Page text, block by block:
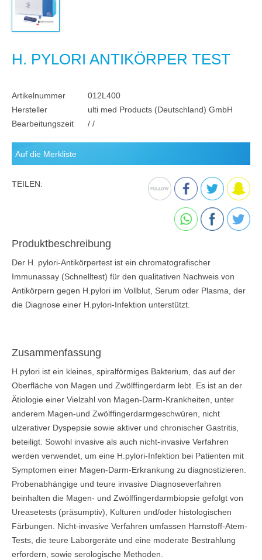
H. PYLORI ANTIKÖRPER TEST
Artikelnummer
012L400
Hersteller
ulti med Products (Deutschland) GmbH
Bearbeitungszeit
/ /
TEILEN:
Produktbeschreibung
Der H. pylori-Antikörpertest ist ein chromatografischer
Immunassay (Schnelltest) für den qualitativen Nachweis von
Antikörpern gegen H.pylori im Vollblut, Serum oder Plasma, der
die Diagnose einer H.pylori-Infektion unterstützt.
Zusammenfassung
H.pylori ist ein kleines, spiralförmiges Bakterium, das auf der
Oberfläche von Magen und Zwölffingerdarm lebt. Es ist an der
Ätiologie einer Vielzahl von Magen-Darm-Krankheiten, unter
anderem Magen-und Zwölffingerdarmgeschwüren, nicht
ulzerativer Dyspepsie sowie aktiver und chronischer Gastritis,
beteiligt. Sowohl invasive als auch nicht-invasive Verfahren
werden verwendet, um eine H.pylori-Infektion bei Patienten mit
Symptomen einer Magen-Darm-Erkrankung zu diagnostizieren.
Probenabhängige und teure invasive Diagnoseverfahren
beinhalten die Magen- und Zwölffingerdarmbiopsie gefolgt von
Ureasetests (präsumptiv), Kulturen und/oder histologischen
Färbungen. Nicht-invasive Verfahren umfassen Harnstoff-Atem-
Tests, die teure Laborgeräte und eine moderate Bestrahlung
erfordern, sowie serologische Methoden.